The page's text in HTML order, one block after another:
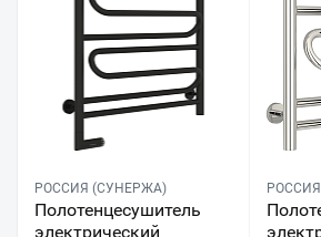
РОССИЯ (СУНЕРЖА)
Полотенцесушитель
электрический